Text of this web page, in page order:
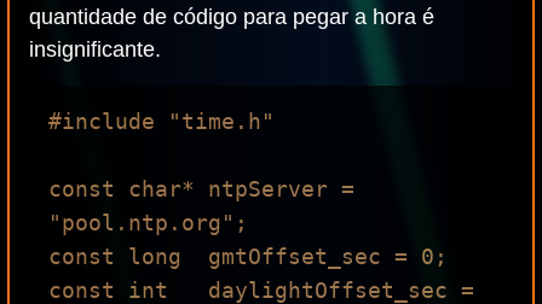
quantidade de código para pegar a hora é
insignificante.
#include "time.h"
const char* ntpServer =
"pool.ntp.org";
const long  gmtOffset_sec = 0;
const int   daylightOffset_sec =